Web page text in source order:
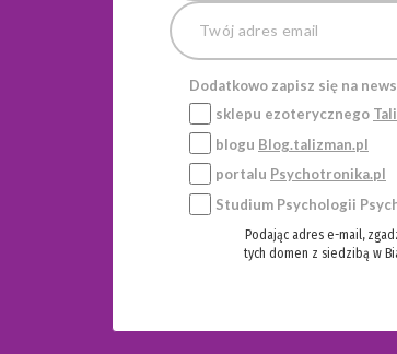
Dodatkowo zapisz się na
sklepu ezoterycznego
blogu Blog.talizman.pl
portalu Psychotronika.pl
Studium Psychologii
Podając adres e-mail,
tych domen z siedzibą w